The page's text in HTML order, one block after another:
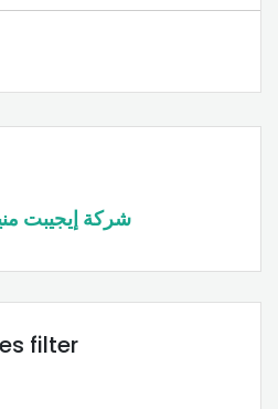
شركة إيجيبت
filter